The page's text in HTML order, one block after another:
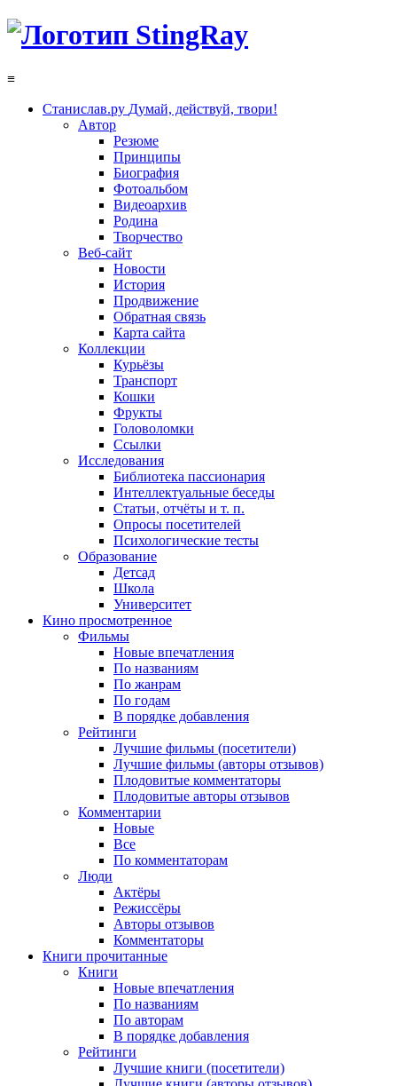
≡
Станислав.ру Думай, действуй, твори!
Автор
Резюме
Принципы
Биография
Фотоальбом
Видеоархив
Родина
Творчество
Веб-сайт
Новости
История
Продвижение
Обратная связь
Карта сайта
Коллекции
Курьёзы
Транспорт
Кошки
Фрукты
Головоломки
Ссылки
Исследования
Библиотека пассионария
Интеллектуальные беседы
Статьи, отчёты и т. п.
Опросы посетителей
Психологические тесты
Образование
Детсад
Школа
Университет
Кино просмотренное
Фильмы
Новые впечатления
По названиям
По жанрам
По годам
В порядке добавления
Рейтинги
Лучшие фильмы (посетители)
Лучшие фильмы (авторы отзывов)
Плодовитые комментаторы
Плодовитые авторы отзывов
Комментарии
Новые
Все
По комментаторам
Люди
Актёры
Режиссёры
Авторы отзывов
Комментаторы
Книги прочитанные
Книги
Новые впечатления
По названиям
По авторам
В порядке добавления
Рейтинги
Лучшие книги (посетители)